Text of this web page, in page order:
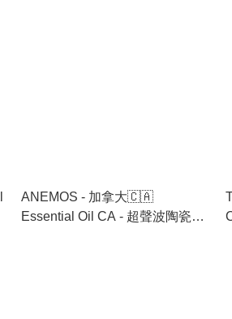
ANEMOS - 加拿大🇨🇦
Essential Oil CA - 超聲波陶瓷水